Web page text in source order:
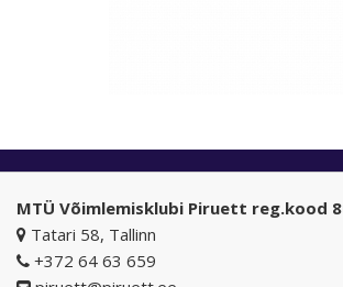
MTÜ Võimlemisklubi Piruett reg.kood
Tatari 58, Tallinn
+372 64 63 659